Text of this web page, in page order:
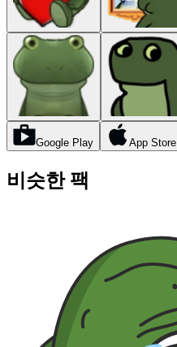
Google Play App Store
비슷한 팩